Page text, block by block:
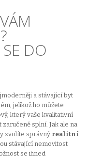
SE DO
a stávající byt
jelikož ho můžete
který vaše kvalitativní
splní. Jak ale na
zvolíte správný realitní
stávající nemovitost
se ihned